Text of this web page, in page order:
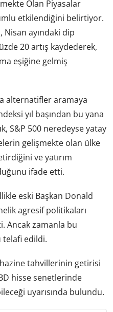
Olan Piyasalar
etkilendiğini belirtiyor.
ayındaki dip
20 artış kaydederek,
eşiğine gelmiş
alternatifler aramaya
yıl başından bu yana
S&P 500 neredeyse yatay
gelişmekte olan ülke
ve yatırım
ifade etti.
eski Başkan Donald
agresif politikaları
Ancak zamanla bu
telafi edildi.
tahvillerinin getirisi
hisse senetlerinde
uyarısında bulundu.